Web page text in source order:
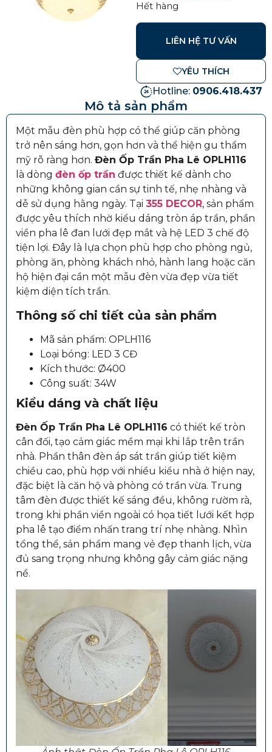
Hết hàng
LIÊN HỆ TƯ VẤN
YÊU THÍCH
Hotline: 0906.418.437
Mô tả sản phẩm
Một mẫu đèn phù hợp có thể giúp căn phòng
trở nên sáng hơn, gọn hơn và thể hiện gu thẩm
mỹ rõ ràng hơn. Đèn Ốp Trần Pha Lê OPLH116
là dòng đèn ốp trần được thiết kế dành cho
những không gian cần sự tinh tế, nhẹ nhàng và
dễ sử dụng hằng ngày. Tại 355 DECOR, sản phẩm
được yêu thích nhờ kiểu dáng tròn áp trần, phần
viền pha lê đan lưới đẹp mắt và hệ LED 3 chế độ
tiện lợi. Đây là lựa chọn phù hợp cho phòng ngủ,
phòng ăn, phòng khách nhỏ, hành lang hoặc căn
hộ hiện đại cần một mẫu đèn vừa đẹp vừa tiết
kiệm diện tích trần.
Thông số chi tiết của sản phẩm
Mã sản phẩm: OPLH116
Loại bóng: LED 3 CĐ
Kích thước: Ø400
Công suất: 34W
Kiểu dáng và chất liệu
Đèn Ốp Trần Pha Lê OPLH116 có thiết kế tròn
cân đối, tạo cảm giác mềm mại khi lắp trên trần
nhà. Phần thân đèn áp sát trần giúp tiết kiệm
chiều cao, phù hợp với nhiều kiểu nhà ở hiện nay,
đặc biệt là căn hộ và phòng có trần vừa. Trung
tâm đèn được thiết kế sáng đều, không rườm rà,
trong khi phần viền ngoài có họa tiết lưới kết hợp
pha lê tạo điểm nhấn trang trí nhẹ nhàng. Nhìn
tổng thể, sản phẩm mang vẻ đẹp thanh lịch, vừa
đủ sang trọng nhưng không gây cảm giác nặng
nề.